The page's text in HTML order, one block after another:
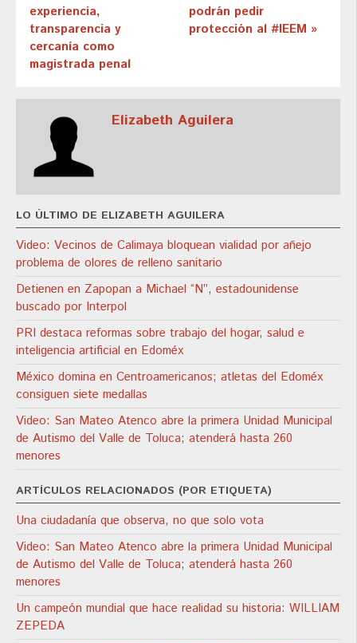
experiencia,
transparencia y
cercanía como
magistrada penal
podrán pedir
protección al #IEEM »
Elizabeth Aguilera
LO ÚLTIMO DE ELIZABETH AGUILERA
Video: Vecinos de Calimaya bloquean vialidad por añejo
problema de olores de relleno sanitario
Detienen en Zapopan a Michael “N”, estadounidense
buscado por Interpol
PRI destaca reformas sobre trabajo del hogar, salud e
inteligencia artificial en Edoméx
México domina en Centroamericanos; atletas del Edoméx
consiguen siete medallas
Video: San Mateo Atenco abre la primera Unidad Municipal
de Autismo del Valle de Toluca; atenderá hasta 260
menores
ARTÍCULOS RELACIONADOS (POR ETIQUETA)
Una ciudadanía que observa, no que solo vota
Video: San Mateo Atenco abre la primera Unidad Municipal
de Autismo del Valle de Toluca; atenderá hasta 260
menores
Un campeón mundial que hace realidad su historia: WILLIAM
ZEPEDA